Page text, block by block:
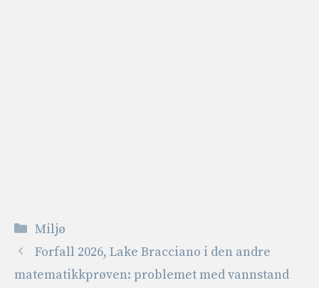
Kategorier
Miljø
Forfall 2026, Lake Bracciano i den andre
matematikkprøven: problemet med vannstand